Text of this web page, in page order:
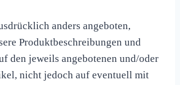
anders angeboten,
Produktbeschreibungen und
den jeweils angebotenen und/oder
nicht jedoch auf eventuell mit